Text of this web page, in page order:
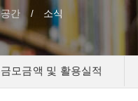
간 / 소식
모금액 및 활용실적